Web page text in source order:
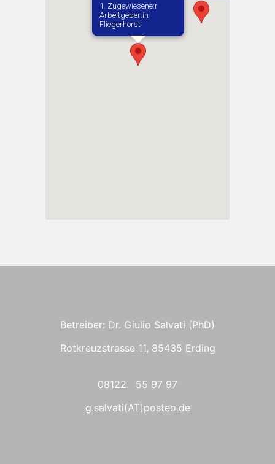
1. Zugewiesene:r
Arbeitgeber:in​
Fliegerhorst
Betreiber: Dr. Giulio Salvati (PhD)
Rotkreuzstrasse 11, 85435 Erding
08122 55 97 97
g.salvati(AT)posteo.de